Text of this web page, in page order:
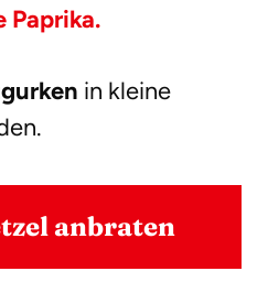
Paprika.
in kleine
anbraten